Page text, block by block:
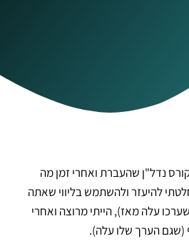
באיזה קורס נדל"ן שהעברת ואחרי זמן מה
להיעזר ולהשתמש בליווי שאתה
עלה מאז), הייתי מרוצה ואחרי
(שגם הערך שלו עלה).